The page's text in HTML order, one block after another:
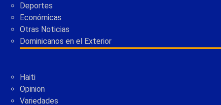
Deportes
Económicas
Otras Noticias
Dominicanos en el Exterior
Haiti
Opinion
Variedades